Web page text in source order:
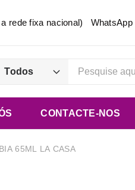
a rede fixa nacional) WhatsApp
Todos
CONTACTE-NOS
65ML LA CASA